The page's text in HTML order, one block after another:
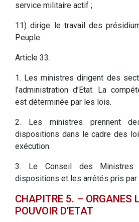
service militaire actif ;
11) dirige le travail des
Peuple.
Article 33.
1. Les ministres dirigent des
l’administration d’Etat. La
est déterminée par les lois.
2. Les ministres prennent
dispositions dans le cadre des
exécution.
3. Le Conseil des Ministres
dispositions et les arrêtés pris par
CHAPITRE 5. – ORGANES
POUVOIR D’ETAT